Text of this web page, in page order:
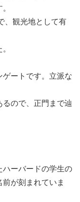
、観光地として有
ートです。立派な
ので、正門まで辿
ハーバードの学生の
が刻まれていま